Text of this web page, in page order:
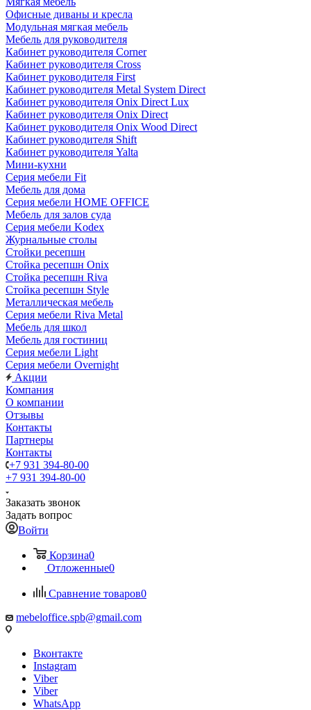
Офисные диваны и кресла
Модульная мягкая мебель
Мебель для руководителя
Кабинет руководителя Corner
Кабинет руководителя Cross
Кабинет руководителя First
Кабинет руководителя Metal System Direct
Кабинет руководителя Onix Direct Lux
Кабинет руководителя Onix Direct
Кабинет руководителя Onix Wood Direct
Кабинет руководителя Shift
Кабинет руководителя Yalta
Мини-кухни
Серия мебели Fit
Мебель для дома
Серия мебели HOME OFFICE
Мебель для залов суда
Серия мебели Kodex
Журнальные столы
Стойки ресепшн
Стойка ресепшн Onix
Стойка ресепшн Riva
Стойка ресепшн Style
Металлическая мебель
Серия мебели Riva Metal
Мебель для школ
Мебель для гостиниц
Серия мебели Light
Серия мебели Overnight
Акции
Компания
О компании
Отзывы
Контакты
Партнеры
Контакты
+7 931 394-80-00
+7 931 394-80-00
Заказать звонок
Задать вопрос
Войти
Корзина0
Отложенные0
Сравнение товаров0
mebeloffice.spb@gmail.com
Вконтакте
Instagram
Viber
Viber
WhatsApp